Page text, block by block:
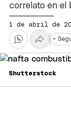
correlato en el
1 de abril de
+
Shutterstock